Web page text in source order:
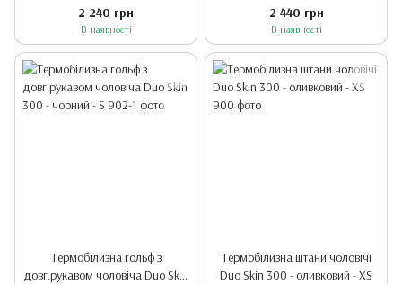
Skin 300 - оливковий - XS
2 240 грн
В наявності
300 - оливковий - S
2 440 грн
В наявності
Термобілизна гольф з
довг.рукавом чоловіча Duo Skin
Термобілизна штани чоловічі
Duo Skin 300 - оливковий - XS